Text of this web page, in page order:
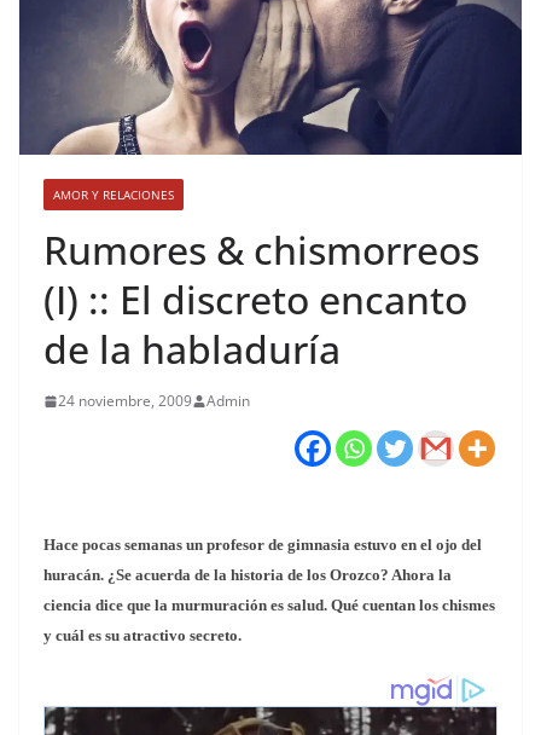
AMOR Y RELACIONES
Rumores & chismorreos
(I) :: El discreto encanto
de la habladuría
24 noviembre, 2009 Admin
Hace pocas semanas un profesor de gimnasia estuvo en el ojo del
huracán. ¿Se acuerda de la historia de los Orozco? Ahora la
ciencia dice que la murmuración es salud. Qué cuentan los chismes
y cuál es su atractivo secreto.